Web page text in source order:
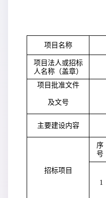
项目名称
项目法人或招标
人名称（盖章）
项目批准文件
及文号
主要建设内容
招标项目
序
号
1